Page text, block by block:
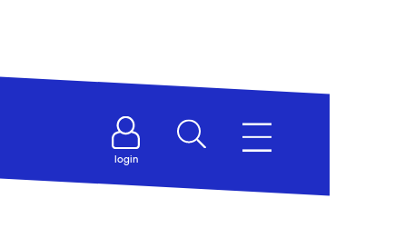
login